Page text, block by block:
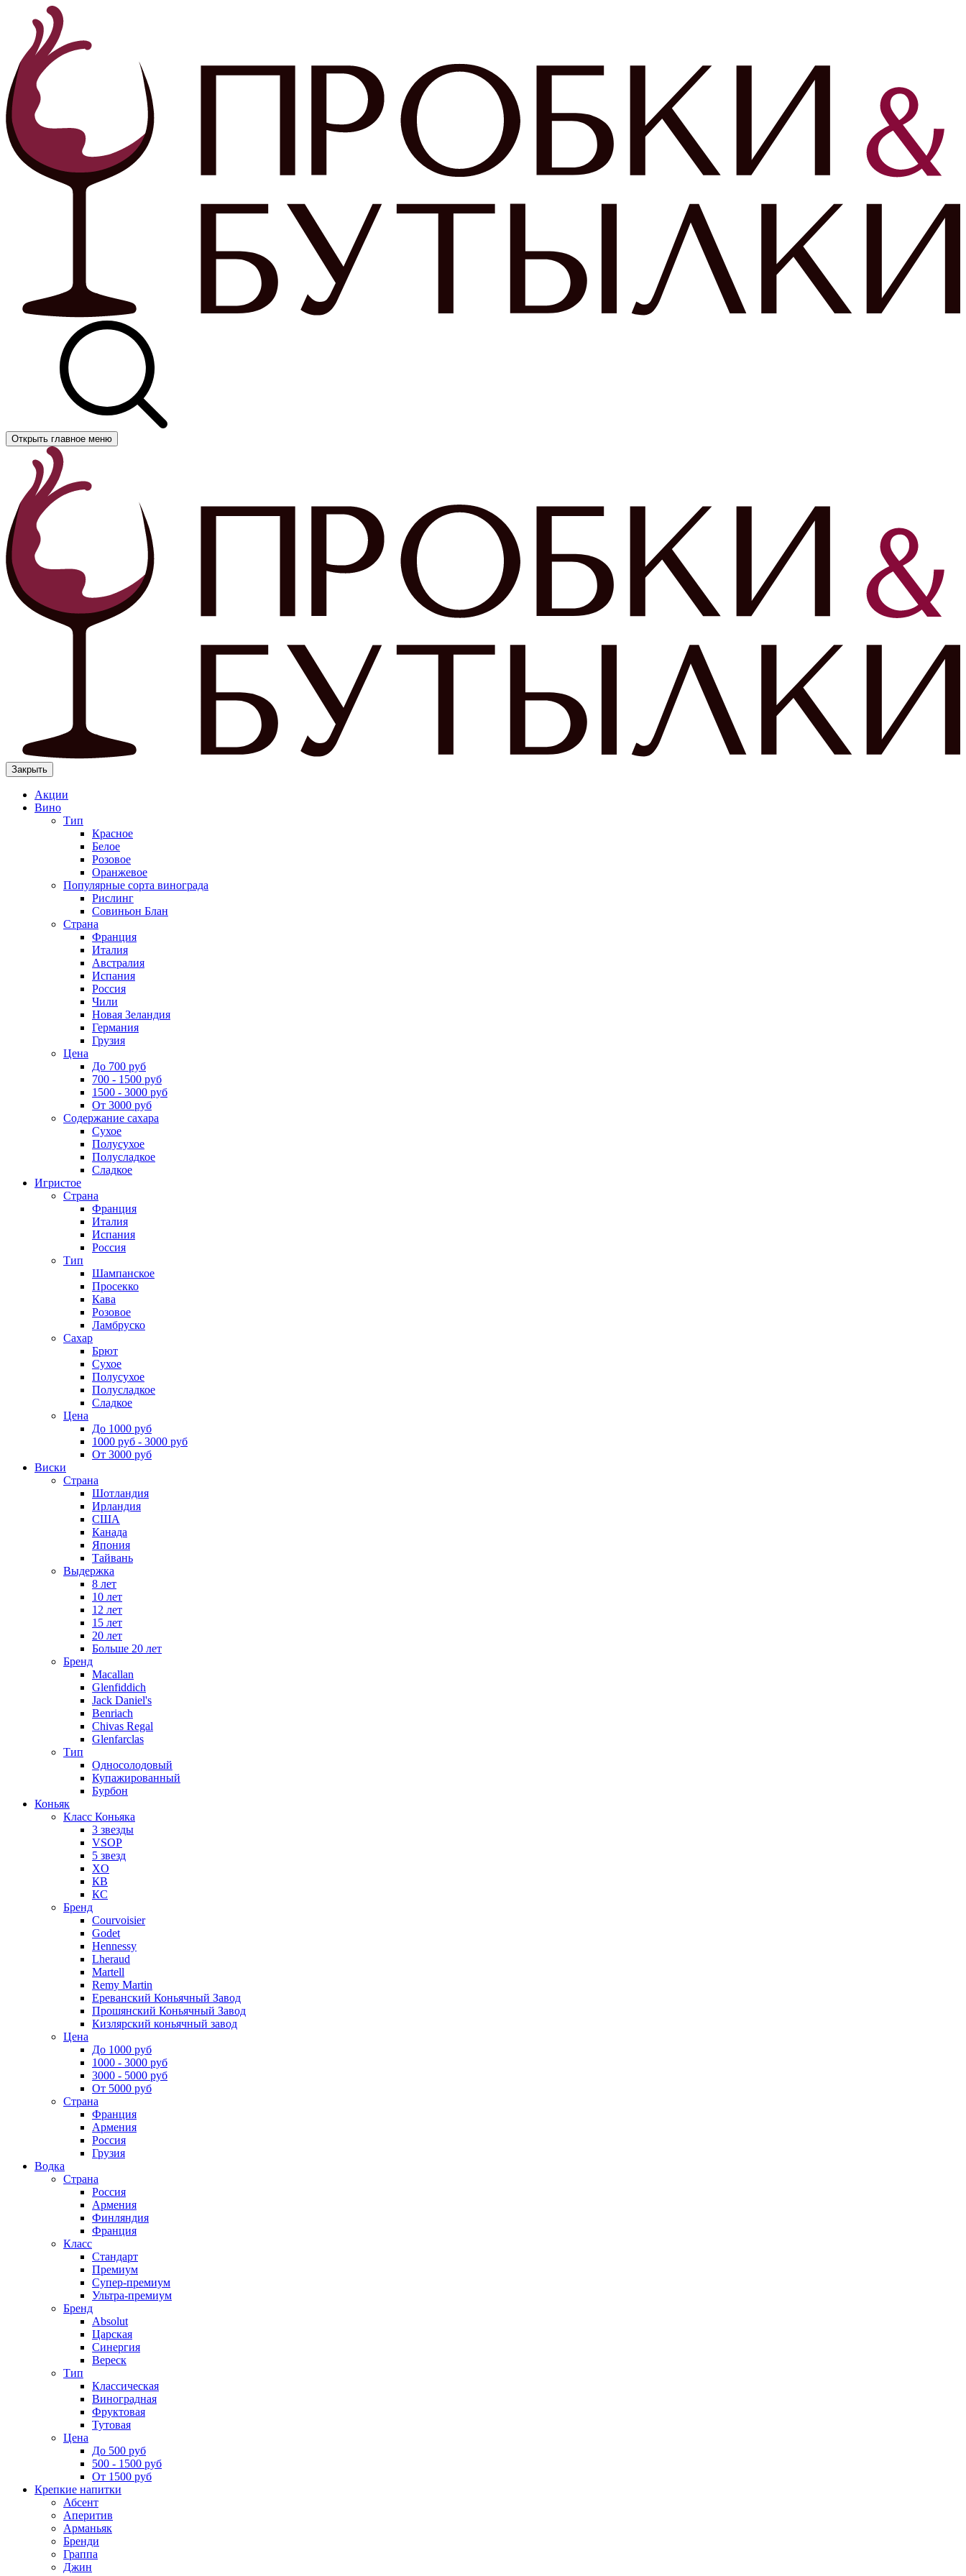
Открыть главное меню
Закрыть
Акции
Вино
Тип
Красное
Белое
Розовое
Оранжевое
Популярные сорта винограда
Рислинг
Совиньон Блан
Страна
Франция
Италия
Австралия
Испания
Россия
Чили
Новая Зеландия
Германия
Грузия
Цена
До 700 руб
700 - 1500 руб
1500 - 3000 руб
От 3000 руб
Содержание сахара
Сухое
Полусухое
Полусладкое
Сладкое
Игристое
Страна
Франция
Италия
Испания
Россия
Тип
Шампанское
Просекко
Кава
Розовое
Ламбруско
Сахар
Брют
Сухое
Полусухое
Полусладкое
Сладкое
Цена
До 1000 руб
1000 руб - 3000 руб
От 3000 руб
Виски
Страна
Шотландия
Ирландия
США
Канада
Япония
Тайвань
Выдержка
8 лет
10 лет
12 лет
15 лет
20 лет
Больше 20 лет
Бренд
Macallan
Glenfiddich
Jack Daniel's
Benriach
Chivas Regal
Glenfarclas
Тип
Односолодовый
Купажированный
Бурбон
Коньяк
Класс Коньяка
3 звезды
VSOP
5 звезд
XO
КВ
КС
Бренд
Courvoisier
Godet
Hennessy
Lheraud
Martell
Remy Martin
Ереванский Коньячный Завод
Прошянский Коньячный Завод
Кизлярский коньячный завод
Цена
До 1000 руб
1000 - 3000 руб
3000 - 5000 руб
От 5000 руб
Страна
Франция
Армения
Россия
Грузия
Водка
Страна
Россия
Армения
Финляндия
Франция
Класс
Стандарт
Премиум
Супер-премиум
Ультра-премиум
Бренд
Absolut
Царская
Синергия
Вереск
Тип
Классическая
Виноградная
Фруктовая
Тутовая
Цена
До 500 руб
500 - 1500 руб
От 1500 руб
Крепкие напитки
Абсент
Аперитив
Арманьяк
Бренди
Граппа
Джин